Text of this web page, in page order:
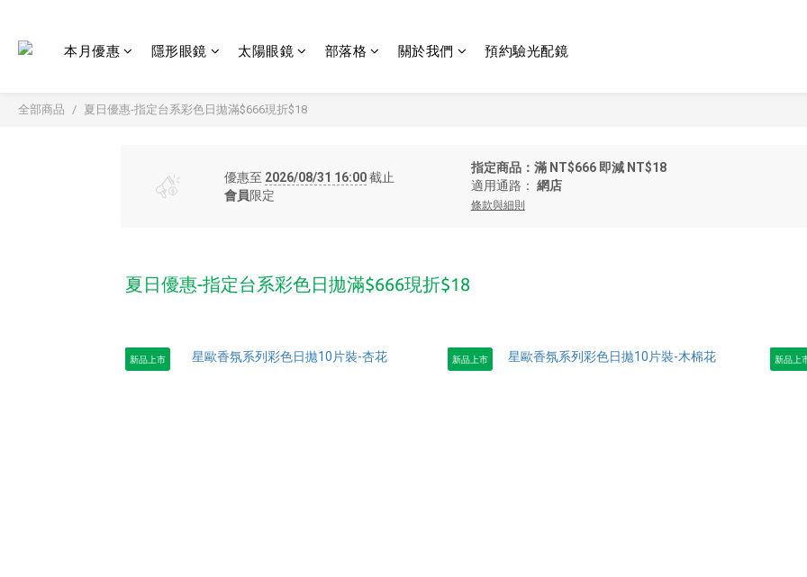
本月優惠 隱形眼鏡 太陽眼鏡 部落格 關於我們 預約驗光配鏡
全部商品 夏日優惠-指定台系彩色日拋滿$666現折$18
優惠至 2026/08/31 16:00截止
會員限定
指定商品：滿 NT$666 即減 NT$18
適用通路： 網店
條款與細則
夏日優惠-指定台系彩色日拋滿$666現折$18
新品上市 新品上市 新品上